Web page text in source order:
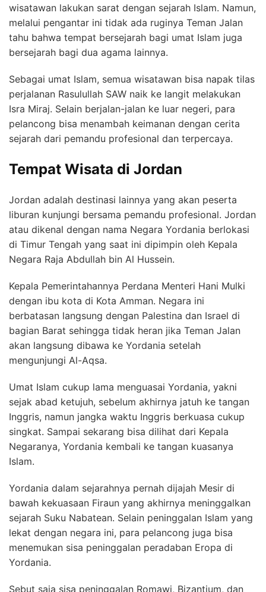
wisatawan lakukan sarat dengan sejarah Islam. Namun,
melalui pengantar ini tidak ada ruginya Teman Jalan
tahu bahwa tempat bersejarah bagi umat Islam juga
bersejarah bagi dua agama lainnya.
Sebagai umat Islam, semua wisatawan bisa napak tilas
perjalanan Rasulullah SAW naik ke langit melakukan
Isra Miraj. Selain berjalan-jalan ke luar negeri, para
pelancong bisa menambah keimanan dengan cerita
sejarah dari pemandu profesional dan terpercaya.
Tempat Wisata di Jordan
Jordan adalah destinasi lainnya yang akan peserta
liburan kunjungi bersama pemandu profesional. Jordan
atau dikenal dengan nama Negara Yordania berlokasi
di Timur Tengah yang saat ini dipimpin oleh Kepala
Negara Raja Abdullah bin Al Hussein.
Kepala Pemerintahannya Perdana Menteri Hani Mulki
dengan ibu kota di Kota Amman. Negara ini
berbatasan langsung dengan Palestina dan Israel di
bagian Barat sehingga tidak heran jika Teman Jalan
akan langsung dibawa ke Yordania setelah
mengunjungi Al-Aqsa.
Umat Islam cukup lama menguasai Yordania, yakni
sejak abad ketujuh, sebelum akhirnya jatuh ke tangan
Inggris, namun jangka waktu Inggris berkuasa cukup
singkat. Sampai sekarang bisa dilihat dari Kepala
Negaranya, Yordania kembali ke tangan kuasanya
Islam.
Yordania dalam sejarahnya pernah dijajah Mesir di
bawah kekuasaan Firaun yang akhirnya meninggalkan
sejarah Suku Nabatean. Selain peninggalan Islam yang
lekat dengan negara ini, para pelancong juga bisa
menemukan sisa peninggalan peradaban Eropa di
Yordania.
Sebut saja sisa peninggalan Romawi, Bizantium, dan